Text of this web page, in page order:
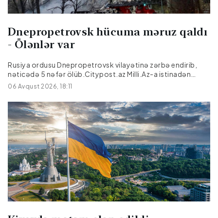
Səfirliklərin maliyyə sənədlərində...
Dnepropetrovsk hücuma məruz qaldı
- Ölənlər var
Rusiya ordusu Dnepropetrovsk vilayətinə zərbə endirib,
nəticədə 5 nəfər ölüb.Citypost.az Milli.Az-a istinadən
xəbər verir ki, bu barədə Dnepropetrovsk regional hərbi
administrasiyasının rəhbəri Aleksandr Qanja Teleqram
kanalında məlumat verib.Hücum nəticəsində üç nəfər
yaralanıb. Yaralılar hamısı xəstəxanaya yerləşdirilib,
onlardan birinin vəziyyəti ağırdır.
06 Avqust 2026, 18:11